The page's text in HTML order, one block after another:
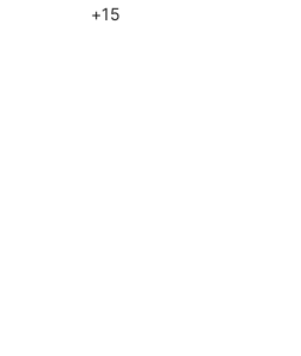
+15